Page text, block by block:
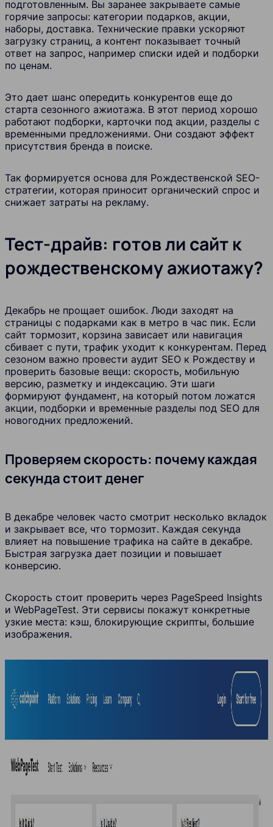
подготовленным. Вы заранее закрываете самые
горячие запросы: категории подарков, акции,
наборы, доставка. Технические правки ускоряют
загрузку страниц, а контент показывает точный
ответ на запрос, например списки идей и подборки
по ценам.
Это дает шанс опередить конкурентов еще до
старта сезонного ажиотажа. В этот период хорошо
работают подборки, карточки под акции, разделы с
временными предложениями. Они создают эффект
присутствия бренда в поиске.
Так формируется основа для Рождественской SEO-
стратегии, которая приносит органический спрос и
снижает затраты на рекламу.
Тест-драйв: готов ли сайт к
рождественскому ажиотажу?
Декабрь не прощает ошибок. Люди заходят на
страницы с подарками как в метро в час пик. Если
сайт тормозит, корзина зависает или навигация
сбивает с пути, трафик уходит к конкурентам. Перед
сезоном важно провести аудит SEO к Рождеству и
проверить базовые вещи: скорость, мобильную
версию, разметку и индексацию. Эти шаги
формируют фундамент, на который потом ложатся
акции, подборки и временные разделы под SEO для
новогодних предложений.
Проверяем скорость: почему каждая
секунда стоит денег
В декабре человек часто смотрит несколько вкладок
и закрывает все, что тормозит. Каждая секунда
влияет на повышение трафика на сайте в декабре.
Быстрая загрузка дает позиции и повышает
конверсию.
Скорость стоит проверить через PageSpeed Insights
и WebPageTest. Эти сервисы покажут конкретные
узкие места: кэш, блокирующие скрипты, большие
изображения.